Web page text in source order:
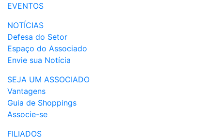
EVENTOS
NOTÍCIAS
Defesa do Setor
Espaço do Associado
Envie sua Notícia
SEJA UM ASSOCIADO
Vantagens
Guia de Shoppings
Associe-se
FILIADOS